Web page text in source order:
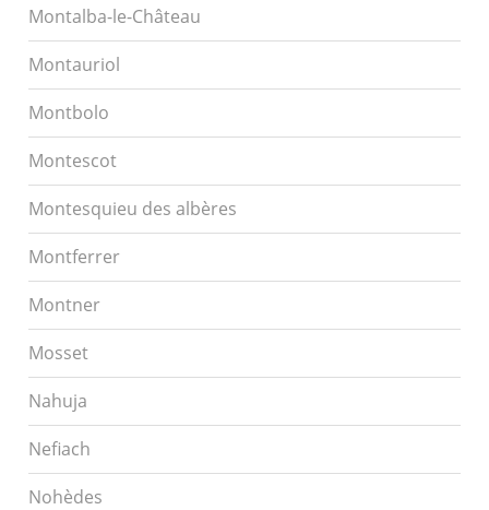
Montalba-le-Château
Montauriol
Montbolo
Montescot
Montesquieu des albères
Montferrer
Montner
Mosset
Nahuja
Nefiach
Nohèdes